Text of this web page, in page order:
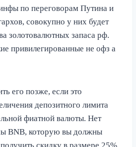
по переговорам Путина и
совокупно у них будет
золотовалютных запаса рф.
привилегированные не офз а
его позже, если это
депозитного лимита
фиатной валюты. Нет
BNB, которую вы должны